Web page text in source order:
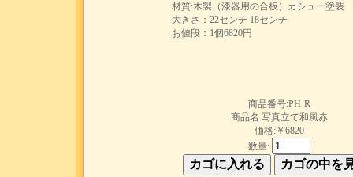
材質:木製（漆器用の合板）カシュー塗装
大きさ：22センチ 18センチ
お値段：1個6820円
商品番号:PH-R
商品名:写真立て和風赤
価格:￥6820
数量: